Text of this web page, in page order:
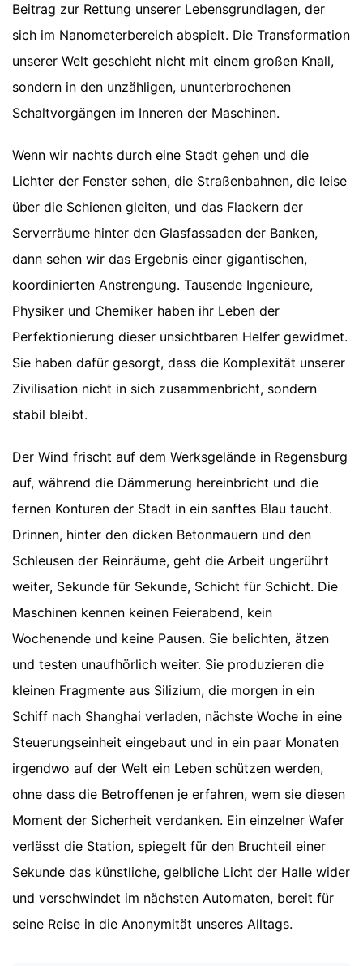
Beitrag zur Rettung unserer Lebensgrundlagen, der
sich im Nanometerbereich abspielt. Die Transformation
unserer Welt geschieht nicht mit einem großen Knall,
sondern in den unzähligen, ununterbrochenen
Schaltvorgängen im Inneren der Maschinen.
Wenn wir nachts durch eine Stadt gehen und die
Lichter der Fenster sehen, die Straßenbahnen, die leise
über die Schienen gleiten, und das Flackern der
Serverräume hinter den Glasfassaden der Banken,
dann sehen wir das Ergebnis einer gigantischen,
koordinierten Anstrengung. Tausende Ingenieure,
Physiker und Chemiker haben ihr Leben der
Perfektionierung dieser unsichtbaren Helfer gewidmet.
Sie haben dafür gesorgt, dass die Komplexität unserer
Zivilisation nicht in sich zusammenbricht, sondern
stabil bleibt.
Der Wind frischt auf dem Werksgelände in Regensburg
auf, während die Dämmerung hereinbricht und die
fernen Konturen der Stadt in ein sanftes Blau taucht.
Drinnen, hinter den dicken Betonmauern und den
Schleusen der Reinräume, geht die Arbeit ungerührt
weiter, Sekunde für Sekunde, Schicht für Schicht. Die
Maschinen kennen keinen Feierabend, kein
Wochenende und keine Pausen. Sie belichten, ätzen
und testen unaufhörlich weiter. Sie produzieren die
kleinen Fragmente aus Silizium, die morgen in ein
Schiff nach Shanghai verladen, nächste Woche in eine
Steuerungseinheit eingebaut und in ein paar Monaten
irgendwo auf der Welt ein Leben schützen werden,
ohne dass die Betroffenen je erfahren, wem sie diesen
Moment der Sicherheit verdanken. Ein einzelner Wafer
verlässt die Station, spiegelt für den Bruchteil einer
Sekunde das künstliche, gelbliche Licht der Halle wider
und verschwindet im nächsten Automaten, bereit für
seine Reise in die Anonymität unseres Alltags.